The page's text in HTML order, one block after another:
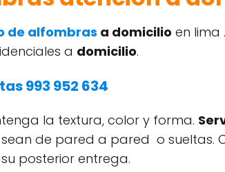
de alfombras a domicilio en lima
a domicilio.
993 952 634
la textura, color y forma.
de pared a pared o sueltas.
posterior entrega.